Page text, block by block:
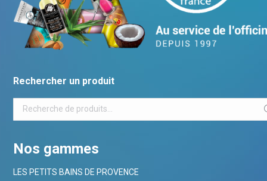
Rechercher un produit
Nos gammes
LES PETITS BAINS DE PROVENCE